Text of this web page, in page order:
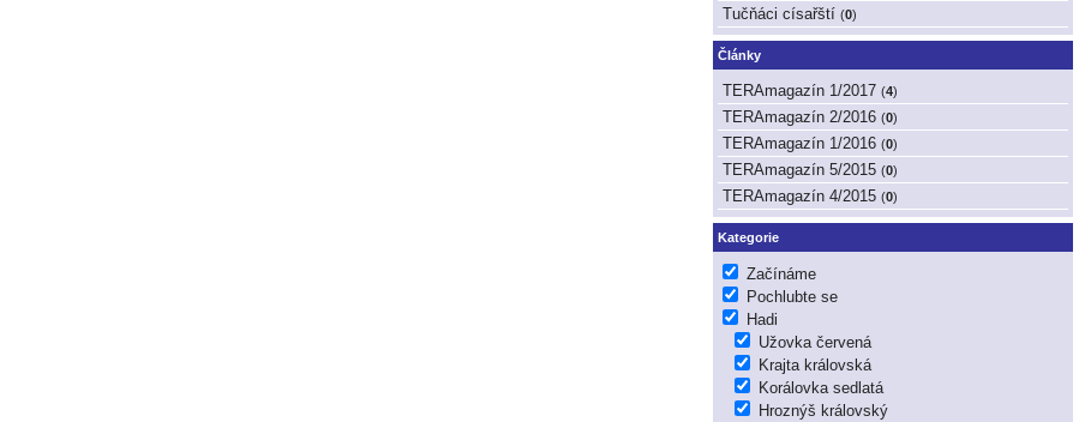
Tučňáci císařští (0)
Články
TERAmagazín 1/2017 (4)
TERAmagazín 2/2016 (0)
TERAmagazín 1/2016 (0)
TERAmagazín 5/2015 (0)
TERAmagazín 4/2015 (0)
Kategorie
Začínáme
Pochlubte se
Hadi
Užovka červená
Krajta královská
Korálovka sedlatá
Hroznýš královský